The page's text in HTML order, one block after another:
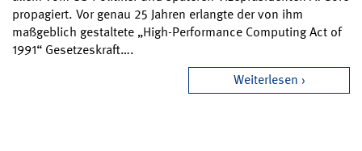
propagiert. Vor genau 25 Jahren erlangte der von ihm
maßgeblich gestaltete „High-Performance Computing Act of
1991“ Gesetzeskraft….
Weiterlesen